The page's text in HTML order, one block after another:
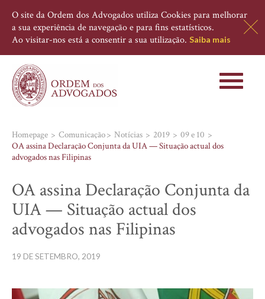
O site da Ordem dos Advogados utiliza Cookies para melhorar
a sua experiência de navegação e para fins estatísticos.
Ao visitar-nos está a consentir a sua utilização. Saiba mais
Toggle
Homepage Comunicação Notícias 2019
09 e 10
OA assina Declaração Conjunta da UIA — Situação actual dos
advogados nas Filipinas
OA assina Declaração Conjunta da
UIA — Situação actual dos
advogados nas Filipinas
19 DE SETEMBRO, 2019